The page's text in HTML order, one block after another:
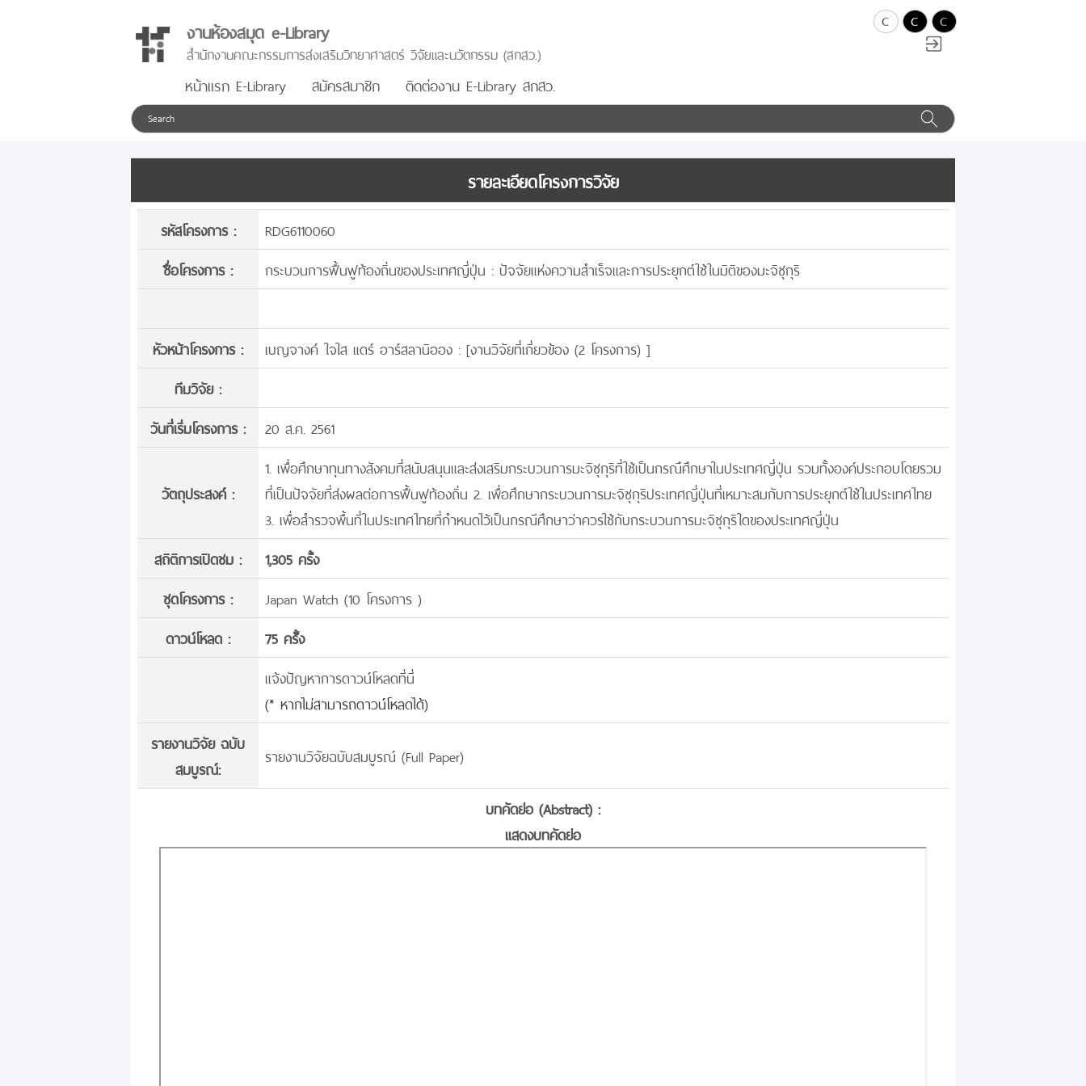
งานห้องสมุด e-Library
สำนักงานคณะกรรมการส่งเสริมวิทยาศาสตร์ วิจัยและนวัตกรรม (สกสว.)
หน้าแรก E-Library สมัครสมาชิก ติดต่องาน E-Library สกสว.
c c c
รายละเอียดโครงการวิจัย
รหัสโครงการ :
RDG6110060
ชื่อโครงการ :
กระบวนการฟื้นฟูท้องถิ่นของประเทศญี่ปุ่น : ปัจจัยแห่งความสำเร็จและการประยุกต์ใช้ในมิติของมะจิซุกุริ
หัวหน้าโครงการ : เบญจางค์ ใจใส แดร์ อาร์สลานิออง : [งานวิจัยที่เกี่ยวข้อง (2 โครงการ) ]
ทีมวิจัย :
วันที่เริ่มโครงการ :
20 ส.ค. 2561
วัตถุประสงค์ :
1. เพื่อศึกษาทุนทางสังคมที่สนับสนุนและส่งเสริมกระบวนการมะจิซุกุริที่ใช้เป็นกรณึศึกษาในประเทศญี่ปุ่น รวมทั้งองค์ประกอบโดยรวม
ที่เป็นปัจจัยที่ส่งผลต่อการฟื้นฟูท้องถิ่น 2. เพื่อศึกษากระบวนการมะจิซุกุริประเทศญี่ปุ่นที่เหมาะสมกับการประยุกต์ใช้ในประเทศไทย
3. เพื่อสำรวจพื้นที่ในประเทศไทยที่กำหนดไว้เป็นกรณีศึกษาว่าควรใช้กับกระบวนการมะจิซุกุริใดของประเทศญี่ปุ่น
สถิติการเปิดชม :
1,305 ครั้ง
ชุดโครงการ :
Japan Watch (10 โครงการ )
ดาวน์โหลด :
75 ครั้้ง
แจ้งปัญหาการดาวน์โหลดที่นี่
(* หากไม่สามารถดาวน์โหลดได้)
รายงานวิจัย ฉบับ
สมบูรณ์:
รายงานวิจัยฉบับสมบูรณ์ (Full Paper)
บทคัดย่อ (Abstract) :
แสดงบทคัดย่อ